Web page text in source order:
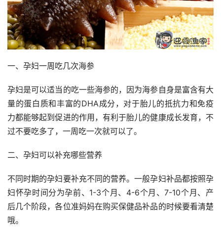
一、孕妇一周吃几次海参
孕妇是可以适当的吃一些海参的，因为海参自身是富含有大
量的蛋白质和丰富的DHA成分，对于胎儿的抵抗力和免疫
力都能够起到促进的作用，有利于胎儿的健康成长发育，不
过不要吃多了，一周吃一次就可以了。
二、孕妇可以补充哪些营养
不同时期的孕妇要补充不同的营养。一般孕妇补品都按照孕
妇怀孕时间分为孕前、1-3个月、4-6个月、7-10个月、产
后几个阶段，各位准妈妈在购买保健品补品的时候要看清楚
哦。